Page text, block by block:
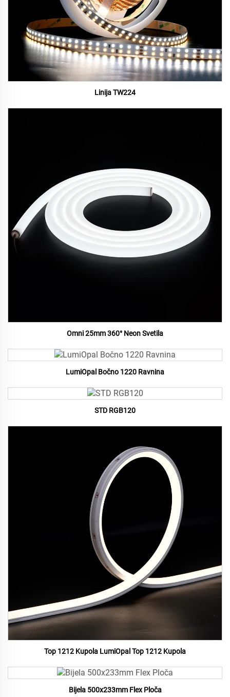
Linija TW224
Omni 25mm 360° Neon Svetila
LumiOpal Bočno 1220 Ravnina
STD RGB120
Top 1212 Kupola LumiOpal Top 1212 Kupola
Bijela 500x233mm Flex Ploča